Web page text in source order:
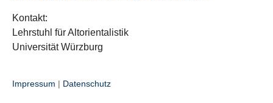
Kontakt:
Lehrstuhl für Altorientalistik
Universität Würzburg
Impressum | Datenschutz